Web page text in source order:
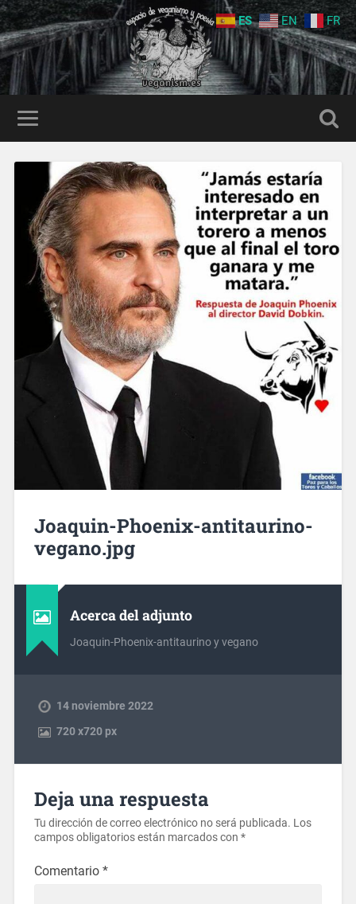
Joaquin-Phoenix-antitaurino-
vegano.jpg
Acerca del adjunto
Joaquin-Phoenix-antitaurino y vegano
14 noviembre 2022
720x720 px
Deja una respuesta
Tu dirección de correo electrónico no será publicada. Los
campos obligatorios están marcados con *
Comentario *
ES EN FR